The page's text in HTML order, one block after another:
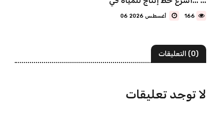
166
(0) التعليقات
لا توجد تعليقات